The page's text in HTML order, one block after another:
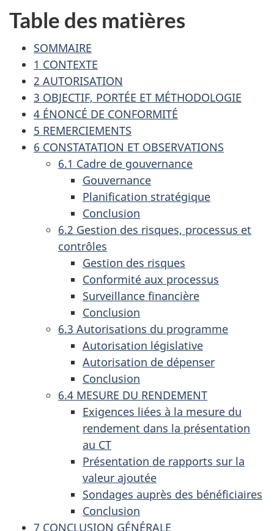
Table des matières
SOMMAIRE
1 CONTEXTE
2 AUTORISATION
3 OBJECTIF, PORTÉE ET MÉTHODOLOGIE
4 ÉNONCÉ DE CONFORMITÉ
5 REMERCIEMENTS
6 CONSTATATION ET OBSERVATIONS
6.1 Cadre de gouvernance
Gouvernance
Planification stratégique
Conclusion
6.2 Gestion des risques, processus et
contrôles
Gestion des risques
Conformité aux processus
Surveillance financière
Conclusion
6.3 Autorisations du programme
Autorisation législative
Autorisation de dépenser
Conclusion
6.4 MESURE DU RENDEMENT
Exigences liées à la mesure du
rendement dans la présentation
au CT
Présentation de rapports sur la
valeur ajoutée
Sondages auprès des bénéficiaires
Conclusion
7 CONCLUSION GÉNÉRALE